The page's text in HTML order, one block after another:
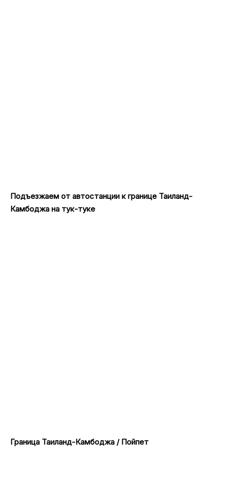
Подъезжаем от автостанции к границе Таиланд-
Камбоджа на тук-туке
Граница Таиланд-Камбоджа / Пойпет